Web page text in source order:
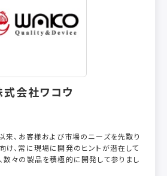
る部分は分解・洗浄性に優れていま
追求し、豊かなノズルバリエーションで
を強力サポートします。
ダーメイド承ります
てます。ご希望の材料の物性に合わせ
式会社ワコウ
、お客様および市場のニーズを先取り
け、常に現場に開発のヒントが潜在して
数々の製品を積極的に開発して参りまし